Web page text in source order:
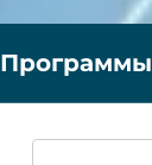
Программы